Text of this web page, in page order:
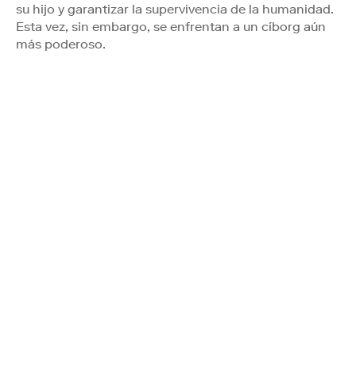
su hijo y garantizar la supervivencia de la humanidad.
Esta vez, sin embargo, se enfrentan a un cíborg aún
más poderoso.